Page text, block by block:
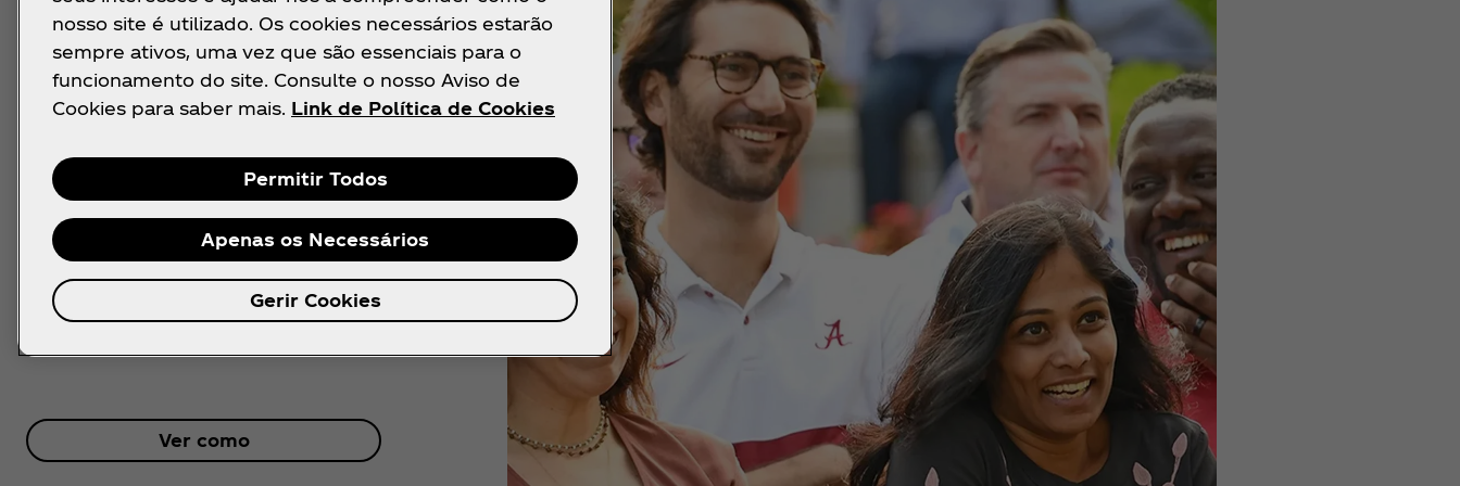
Acreditamos que um local de trabalho inclusivo, diverso e
igualitário nos fortalece enquanto empresa, permite-nos
criar um futuro melhor para colaboradores e
oportunidades e gera um sentimento de inclusão nas
nossas empresas e na sociedade em geral.
Ver como
nosso site é utilizado. Os cookies necessários estarão
sempre ativos, uma vez que são essenciais para o
funcionamento do site. Consulte o nosso Aviso de
Cookies para saber mais. Link de Política de Cookies
Permitir Todos
Apenas os Necessários
Gerir Cookies